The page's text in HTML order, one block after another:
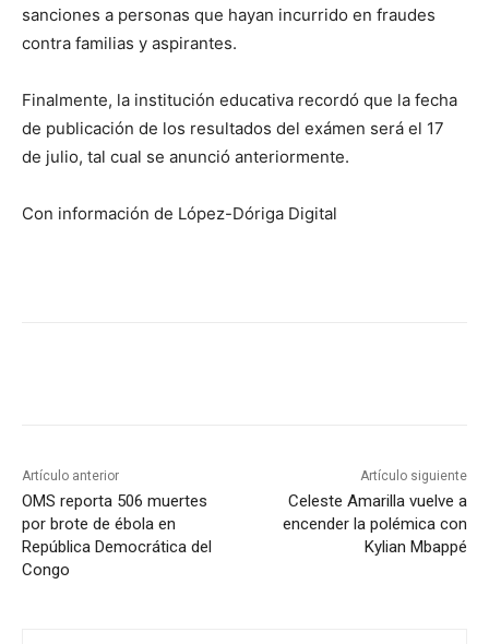
sanciones a personas que hayan incurrido en fraudes
contra familias y aspirantes.
Finalmente, la institución educativa recordó que la fecha
de publicación de los resultados del exámen será el 17
de julio, tal cual se anunció anteriormente.
Con información de López-Dóriga Digital
Artículo anterior
OMS reporta 506 muertes
por brote de ébola en
República Democrática del
Congo
Artículo siguiente
Celeste Amarilla vuelve a
encender la polémica con
Kylian Mbappé